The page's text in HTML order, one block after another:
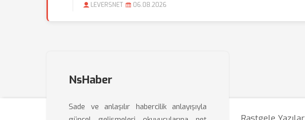
LEVERSNET 06.08.2026
NsHaber
Sade ve anlaşılır habercilik anlayışıyla